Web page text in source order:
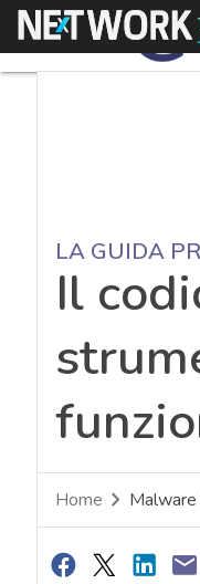
Menu
LA GUIDA
Il
Home